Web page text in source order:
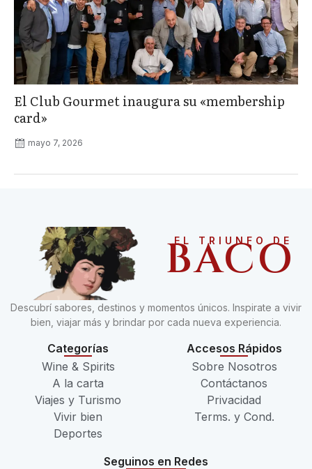
El Club Gourmet inaugura su «membership
card»
mayo 7, 2026
EL TRIUNFO DE
BACO
Descubrí sabores, destinos y momentos únicos. Inspirate a vivir
bien, viajar más y brindar por cada nueva experiencia.
Categorías
Wine & Spirits
A la carta
Viajes y Turismo
Vivir bien
Deportes
Accesos Rápidos
Sobre Nosotros
Contáctanos
Privacidad
Terms. y Cond.
Seguinos en Redes